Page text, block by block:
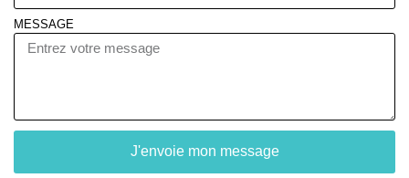
MESSAGE
J'envoie mon message